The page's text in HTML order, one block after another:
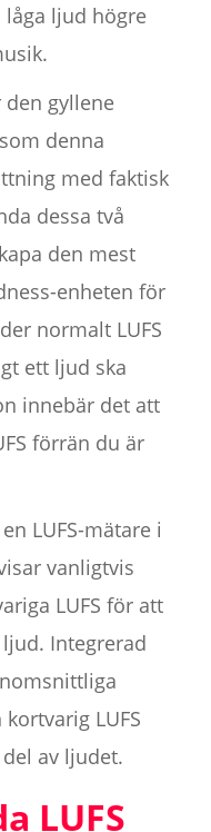
ljud högre
den gyllene
denna
med faktisk
dessa två
den mest
enheten för
normalt LUFS
ett ljud ska
innebär det att
förrän du är
LUFS-mätare i
vanligtvis
LUFS för att
Integrerad
LUFS
av ljudet.
LUFS